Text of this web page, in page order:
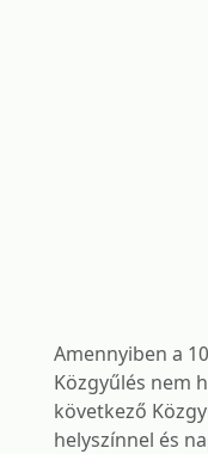
Amennyiben a
Közgyűlés nem
következő
helyszínnel és